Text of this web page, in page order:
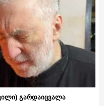
გარდაიცვალა